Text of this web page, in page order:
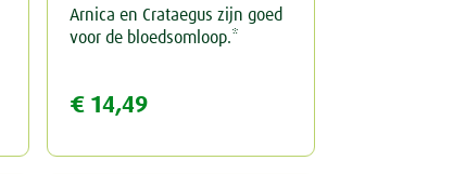
Arnica en Crataegus zijn goed
voor de bloedsomloop.*
€ 14,49